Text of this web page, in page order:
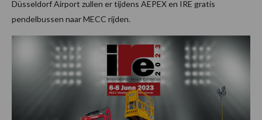
Düsseldorf Airport zullen er tijdens AEPEX en IRE gratis
pendelbussen naar MECC rijden.